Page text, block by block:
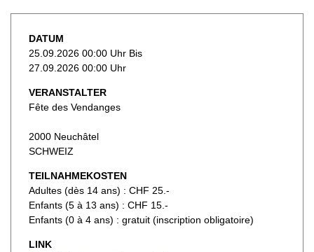
DATUM
25.09.2026 00:00 Uhr Bis
27.09.2026 00:00 Uhr
VERANSTALTER
Fête des Vendanges
2000 Neuchâtel
SCHWEIZ
TEILNAHMEKOSTEN
Adultes (dès 14 ans) : CHF 25.-
Enfants (5 à 13 ans) : CHF 15.-
Enfants (0 à 4 ans) : gratuit (inscription obligatoire)
LINK